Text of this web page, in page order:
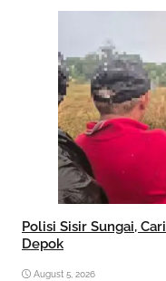
Polisi Sisir Sungai,
Depok
August 5, 2026